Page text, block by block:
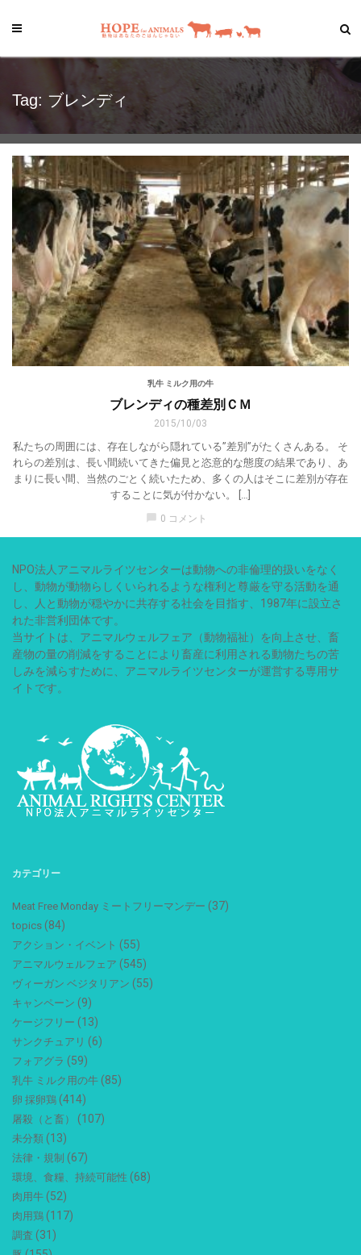
Tag: ブレンディ
乳牛 ミルク用の牛
ブレンディの種差別ＣＭ
2015/10/03
私たちの周囲には、存在しながら隠れている”差別”がたくさんある。 そ
れらの差別は、長い間続いてきた偏見と恣意的な態度の結果であり、あ
まりに長い間、当然のごとく続いたため、多くの人はそこに差別が存在
することに気が付かない。 […]
chat_bubble 0 コメント
NPO法人アニマルライツセンターは動物への非倫理的扱いをなく
し、動物が動物らしくいられるような権利と尊厳を守る活動を通
し、人と動物が穏やかに共存する社会を目指す、1987年に設立さ
れた非営利団体です。
当サイトは、アニマルウェルフェア（動物福祉）を向上させ、畜
産物の量の削減をすることにより畜産に利用される動物たちの苦
しみを減らすために、アニマルライツセンターが運営する専用サ
イトです。
カテゴリー
Meat Free Monday ミートフリーマンデー (37)
topics (84)
アクション・イベント (55)
アニマルウェルフェア (545)
ヴィーガン ベジタリアン (55)
キャンペーン (9)
ケージフリー (13)
サンクチュアリ (6)
フォアグラ (59)
乳牛 ミルク用の牛 (85)
卵 採卵鶏 (414)
屠殺（と畜） (107)
未分類 (13)
法律・規制 (67)
環境、食糧、持続可能性 (68)
肉用牛 (52)
肉用鶏 (117)
調査 (31)